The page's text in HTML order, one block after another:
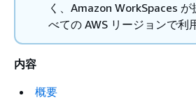
く、Amazon WorkSpaces
べての AWS リージョンで利
内容
概要